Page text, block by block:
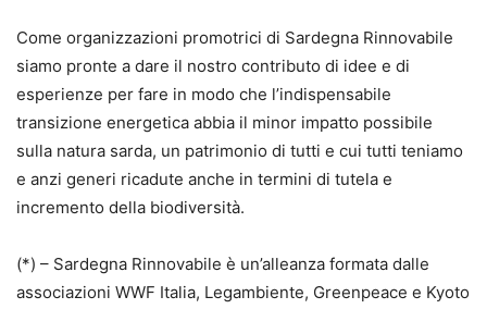
Come organizzazioni promotrici di Sardegna Rinnovabile
siamo pronte a dare il nostro contributo di idee e di
esperienze per fare in modo che l’indispensabile
transizione energetica abbia il minor impatto possibile
sulla natura sarda, un patrimonio di tutti e cui tutti teniamo
e anzi generi ricadute anche in termini di tutela e
incremento della biodiversità.
(*) – Sardegna Rinnovabile è un’alleanza formata dalle
associazioni WWF Italia, Legambiente, Greenpeace e Kyoto